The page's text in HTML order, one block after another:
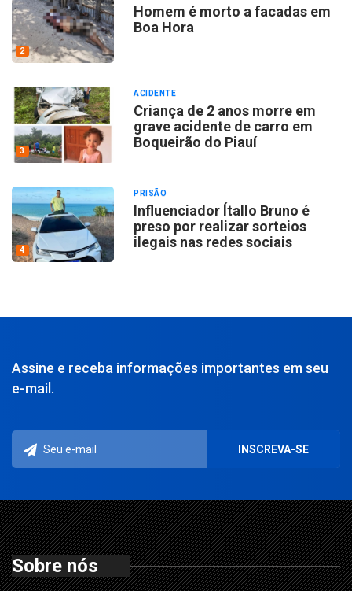
2
Homem é morto a facadas em
Boa Hora
3
ACIDENTE
Criança de 2 anos morre em
grave acidente de carro em
Boqueirão do Piauí
4
PRISÃO
Influenciador Ítallo Bruno é
preso por realizar sorteios
ilegais nas redes sociais
Assine e receba informações importantes em seu
e-mail.
Sobre nós